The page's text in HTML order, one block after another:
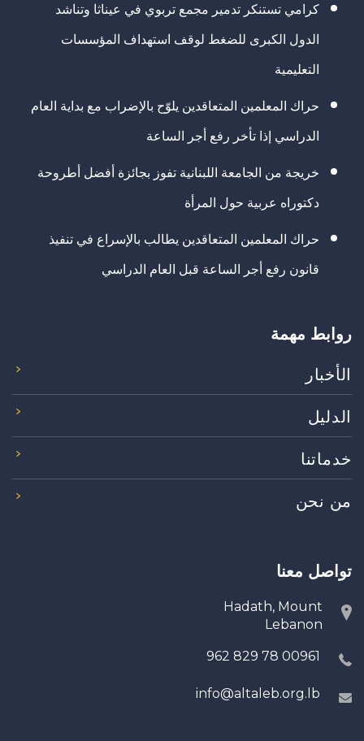
كرامي تستنكر تدمير مجمع تربوي في عيناثا وتناشد
الدول الكبرى للضغط لوقف استهداف المؤسسات
التعليمية
حراك المعلمين المتعاقدين يلوّح بالإضراب مع بداية العام
الدراسي إذا تأخر رفع أجر الساعة
خريجة من الجامعة اللبنانية تفوز بجائزة أفضل أطروحة
دكتوراه عربية حول المرأة
حراك المعلمين المتعاقدين يطالب بالإسراع في تنفيذ
قانون رفع أجر الساعة قبل العام الدراسي
روابط مهمة
الأخبار
الدليل
خدماتنا
من نحن
تواصل معنا
Hadath, Mount
Lebanon
00961 78 829 962
info@altaleb.org.lb